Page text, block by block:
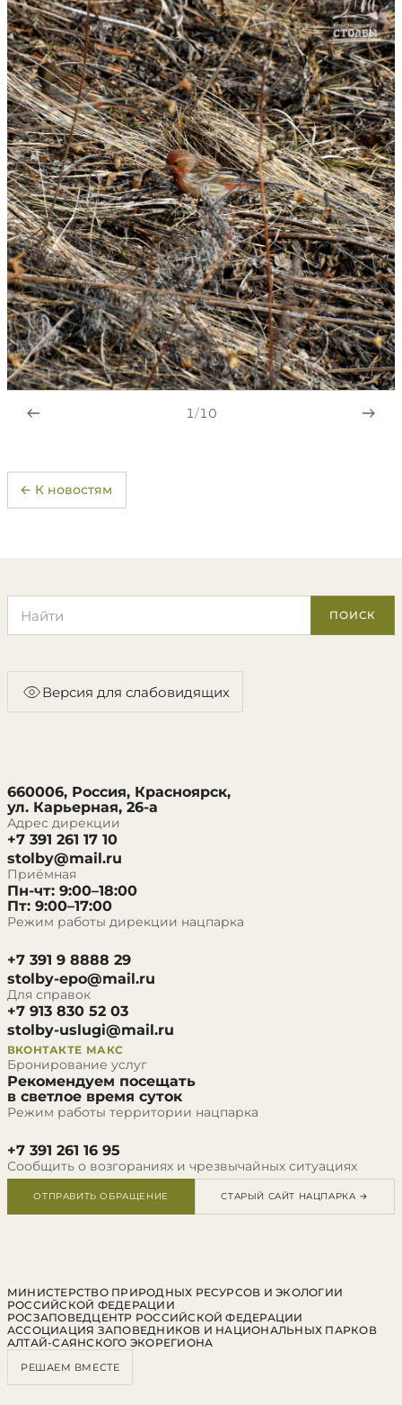
1/10
← К новостям
ПОИСК
Версия для слабовидящих
660006, Россия, Красноярск,
ул. Карьерная, 26-а
Адрес дирекции
+7 391 261 17 10
stolby@mail.ru
Приёмная
Пн-чт: 9:00–18:00
Пт: 9:00–17:00
Режим работы дирекции нацпарка
+7 391 9 8888 29
stolby-epo@mail.ru
Для справок
+7 913 830 52 03
stolby-uslugi@mail.ru
ВКОНТАКТЕ МАКС
Бронирование услуг
Рекомендуем посещать
в светлое время суток
Режим работы территории нацпарка
+7 391 261 16 95
Сообщить о возгораниях и чрезвычайных ситуациях
ОТПРАВИТЬ ОБРАЩЕНИЕ СТАРЫЙ САЙТ НАЦПАРКА →
МИНИСТЕРСТВО ПРИРОДНЫХ РЕСУРСОВ И ЭКОЛОГИИ
РОССИЙСКОЙ ФЕДЕРАЦИИ
РОСЗАПОВЕДЦЕНТР РОССИЙСКОЙ ФЕДЕРАЦИИ
АССОЦИАЦИЯ ЗАПОВЕДНИКОВ И НАЦИОНАЛЬНЫХ ПАРКОВ
АЛТАЙ-САЯНСКОГО ЭКОРЕГИОНА
РЕШАЕМ ВМЕСТЕ